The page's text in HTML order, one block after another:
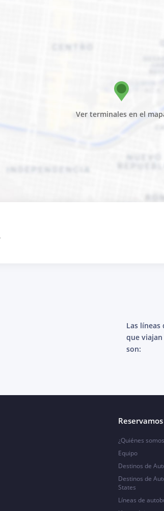
Ver terminales en el
Las
que
son:
Reservamos
¿Quiénes
Equipo
Destinos de
Destinos de
States
Líneas de